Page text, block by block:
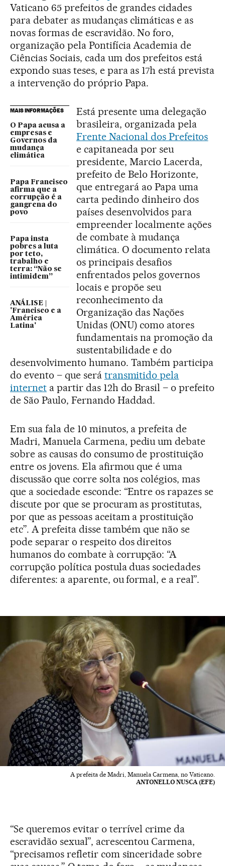
Vaticano 65 prefeitos de grandes cidades
para debater as mudanças climáticas e as
novas formas de escravidão. No foro,
organização pela Pontifícia Academia de
Ciências Sociais, cada um dos prefeitos está
expondo suas teses, e para as 17h está prevista
a intervenção do próprio Papa.
MAIS INFORMAÇÕES
O Papa acusa a
empresas e
Governos da
mudança
climática
Papa Francisco
afirma que a
corrupção é a
gangrena do
povo
Papa insta
pobres a luta
por teto,
trabalho e
terra: “Não se
intimidem”
ANÁLISE |
'Francisco e a
América
Latina'
Está presente uma delegação
brasileira, organizada pela
Frente Nacional dos Prefeitos
e capitaneada por seu
presidente, Marcio Lacerda,
prefeito de Belo Horizonte,
que entregará ao Papa uma
carta pedindo dinheiro dos
países desenvolvidos para
empreender localmente ações
de combate à mudança
climática. O documento relata
os principais desafios
enfrentados pelos governos
locais e propõe seu
reconhecimento da
Organização das Nações
Unidas (ONU) como atores
fundamentais na promoção da
sustentabilidade e do
desenvolvimento humano. Também participa
do evento – que será transmitido pela
interneta partir das 12h do Brasil – o prefeito
de São Paulo, Fernando Haddad.
Em sua fala de 10 minutos, a prefeita de
Madri, Manuela Carmena, pediu um debate
sobre as causas do consumo de prostituição
entre os jovens. Ela afirmou que é uma
discussão que corre solta nos colégios, mas
que a sociedade esconde: “Entre os rapazes se
discute por que se procuram as prostitutas,
por que as pessoas aceitam a prostituição
etc”. A prefeita disse também que não se
pode separar o respeito dos direitos
humanos do combate à corrupção: “A
corrupção política postula duas sociedades
diferentes: a aparente, ou formal, e a real”.
A prefeita de Madri, Manuela Carmena, no Vaticano.
ANTONELLO NUSCA (EFE)
“Se queremos evitar o terrível crime da
escravidão sexual”, acrescentou Carmena,
“precisamos refletir com sinceridade sobre